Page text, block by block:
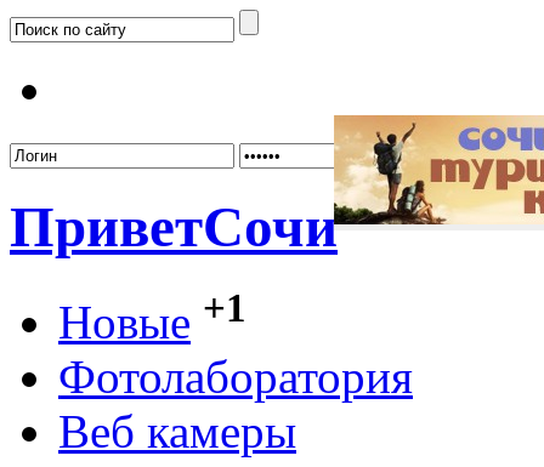
ПриветСочи
Новые +1
Фотолаборатория
Веб камеры